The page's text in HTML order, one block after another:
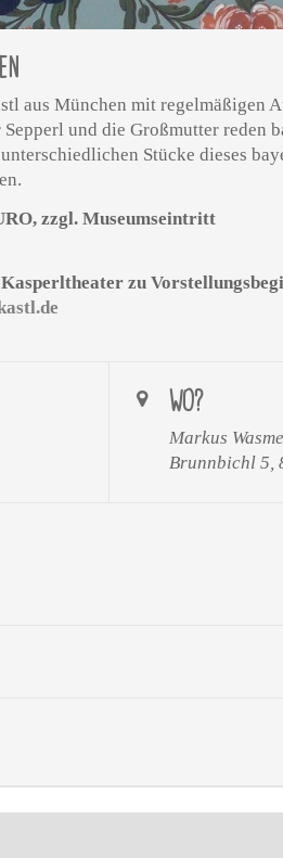
aus München mit regelmäßigen
und die Großmutter reden
Stücke dieses
zzgl. Museumseintritt
zu
WO?
Markus
Brunnbichl 5,